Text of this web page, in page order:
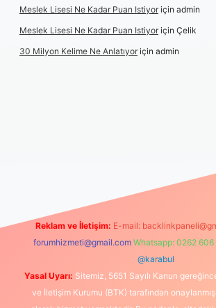
Meslek Lisesi Ne Kadar Puan Istiyoriçin admin
Meslek Lisesi Ne Kadar Puan Istiyoriçin Çelik
30 Milyon Kelime Ne Anlatıyoriçin admin
Reklam ve İletişim: E-mail:
forumhizmeti@gmail.com Whatsapp: 0262 606
@karabul
Yasal Uyarı: Sitemiz, 5651 Sayılı Kanun
ve İletişim Kurumu (BTK) tarafından onaylanmış